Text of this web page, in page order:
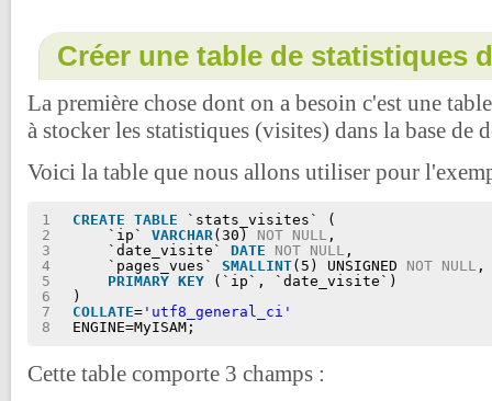
Créer une table de statistiques
La première chose dont on a besoin c'est une
à stocker les statistiques (visites) dans la base de
Voici la table que nous allons utiliser pour
1
2
3
4
5
6
7
8
CREATE TABLE
`stats_visites` (
`ip` VARCHAR (30) NOT NULL ,
`date_visite` DATE NOT NULL ,
`pages_vues` SMALLINT(5) UNSIGNED NOT NULL ,
PRIMARY KEY
(`ip`, `date_visite`)
)
COLLATE= 'utf8_general_ci'
ENGINE=MyISAM;
Cette table comporte 3 champs :